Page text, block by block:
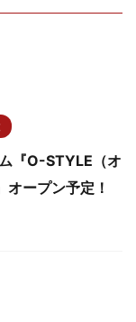
『O-STYLE（オ
ープン予定！